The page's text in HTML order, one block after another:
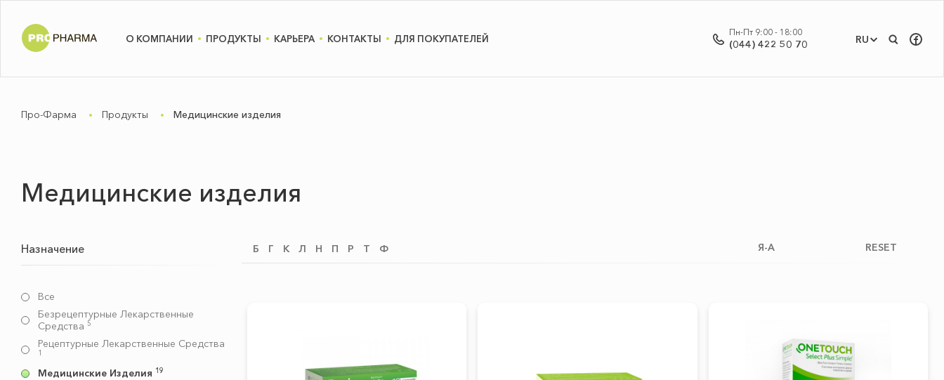
О КОМПАНИИ ПРОДУКТЫ КАРЬЕРА КОНТАКТЫ ДЛЯ ПОКУПАТЕЛЕЙ
Пн-Пт 9:00 - 18:00
(044) 422 50 70 RU
Про-Фарма Продукты Медицинские изделия
Медицинские изделия
Назначение
Все
Безрецептурные Лекарственные
Средства 5
Рецептурные Лекарственные Средства
1
Медицинские Изделия 19
Б Г К Л Н П Р Т Ф Я-А RESET